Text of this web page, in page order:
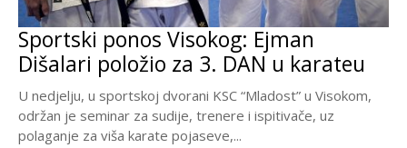
Sportski ponos Visokog: Ejman
Dišalari položio za 3. DAN u karateu
U nedjelju, u sportskoj dvorani KSC “Mladost” u Visokom,
održan je seminar za sudije, trenere i ispitivače, uz
polaganje za viša karate pojaseve,...